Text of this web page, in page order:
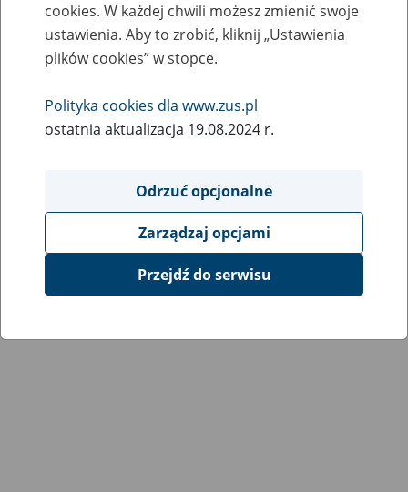
Przejdź do strony głównej
cookies. W każdej chwili możesz zmienić swoje
ustawienia. Aby to zrobić, kliknij „Ustawienia
plików cookies” w stopce.
Polityka cookies dla www.zus.pl
ostatnia aktualizacja 19.08.2024 r.
Odrzuć opcjonalne
Zarządzaj opcjami
Przejdź do serwisu